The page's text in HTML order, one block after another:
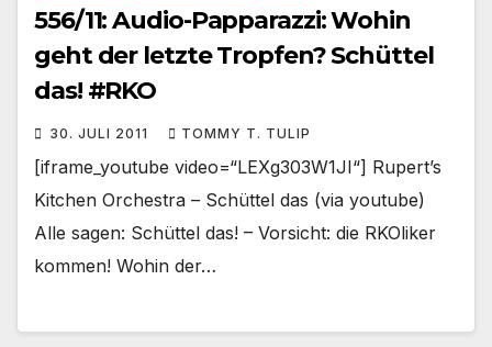
556/11: Audio-Papparazzi: Wohin
geht der letzte Tropfen? Schüttel
das! #RKO
30. JULI 2011 TOMMY T. TULIP
[iframe_youtube video=“LEXg303W1JI“] Rupert’s
Kitchen Orchestra – Schüttel das (via youtube)
Alle sagen: Schüttel das! – Vorsicht: die RKOliker
kommen! Wohin der…